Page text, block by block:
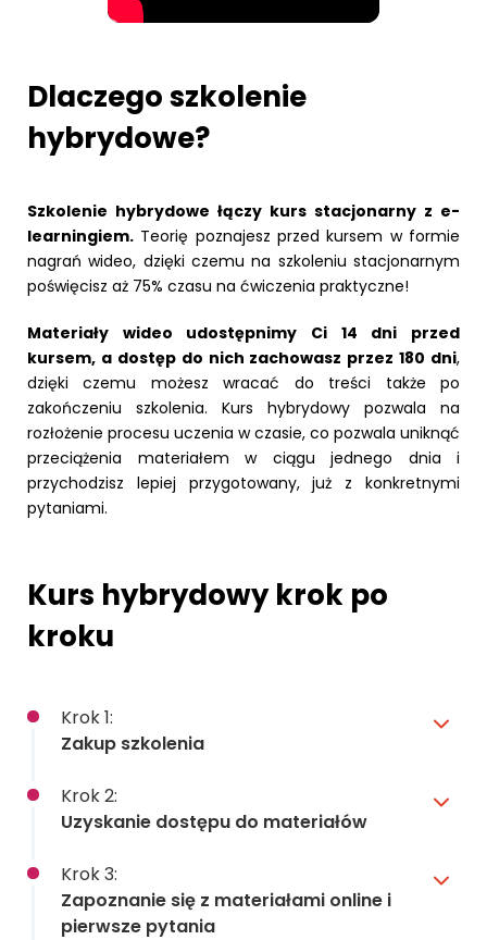
Dlaczego szkolenie
hybrydowe?
Szkolenie hybrydowe łączy kurs stacjonarny z e-
learningiem. Teorię poznajesz przed kursem w formie
nagrań wideo, dzięki czemu na szkoleniu stacjonarnym
poświęcisz aż 75% czasu na ćwiczenia praktyczne!
Materiały wideo udostępnimy Ci 14 dni przed
kursem, a dostęp do nich zachowasz przez 180 dni,
dzięki czemu możesz wracać do treści także po
zakończeniu szkolenia. Kurs hybrydowy pozwala na
rozłożenie procesu uczenia w czasie, co pozwala uniknąć
przeciążenia materiałem w ciągu jednego dnia i
przychodzisz lepiej przygotowany, już z konkretnymi
pytaniami.
Kurs hybrydowy krok po
kroku
Krok 1:
Zakup szkolenia
Krok 2:
Uzyskanie dostępu do materiałów
Krok 3:
Zapoznanie się z materiałami online i
pierwsze pytania